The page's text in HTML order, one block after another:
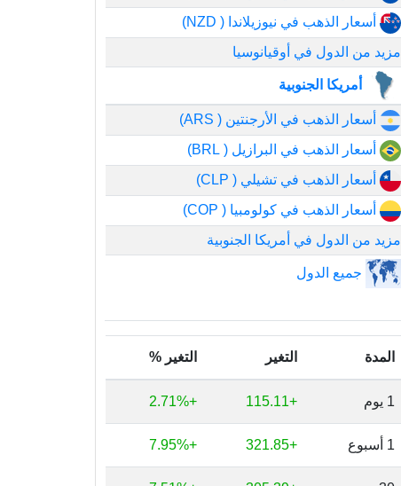
أسعار الذهب في نيوزيلاندا ( NZD)
مزيد من الدول في أوقيانوسيا
أمريكا الجنوبية
أسعار الذهب في الأرجنتين ( ARS)
أسعار الذهب في البرازيل ( BRL)
أسعار الذهب في تشيلي ( CLP)
أسعار الذهب في كولومبيا ( COP)
مزيد من الدول في أمريكا الجنوبية
جميع الدول
المدة التغير التغير %
1 يوم +115.11
+2.71%
1 أسبوع +321.85
+7.95%